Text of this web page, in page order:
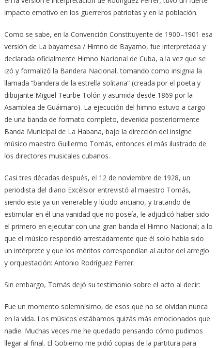
impacto emotivo en los guerreros patriotas y en la población.
Como se sabe, en la Convención Constituyente de 1900–1901 esa
versión de La bayamesa / Himno de Bayamo, fue interpretada y
declarada oficialmente Himno Nacional de Cuba, a la vez que se
izó y formalizó la Bandera Nacional, tomando como insignia la
llamada “bandera de la estrella solitaria” (creada por el poeta y
dibujante Miguel Teurbe Tolón y asumida desde 1869 por la
Asamblea de Guáimaro). La ejecución del himno estuvo a cargo
de una banda de formato completo, devenida posteriormente
Banda Municipal de La Habana, bajo la dirección del insigne
músico maestro Guillermo Tomás, entonces el más ilustrado de
los directores musicales cubanos.
Casi tres décadas después, el 12 de noviembre de 1928, un
periodista del diario Excélsior entrevistó al maestro Tomás,
siendo este ya un venerable y lúcido anciano, y tratando de
estimular en él una vanidad que no poseía, le adjudicó haber sido
el primero en ejecutar con una gran banda el Himno Nacional; a lo
que el músico respondió arrestadamente que él solo había sido
un intérprete y que los méritos correspondían al autor del arreglo
y orquestación: Antonio Rodríguez Ferrer.
Sin embargo, Tomás dejó su testimonio sobre el acto al decir:
Fue un momento solemnísimo, de esos que no se olvidan nunca
en la vida. Los músicos estábamos quizás más emocionados que
nadie. Muchas veces me he quedado pensando cómo pudimos
llegar al final. El Gobierno me pidió copias de la partitura para